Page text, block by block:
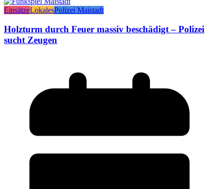
EinsätzeLokalesPolizei Maistadt
Holzturm durch Feuer massiv beschädigt – Polizei
sucht Zeugen